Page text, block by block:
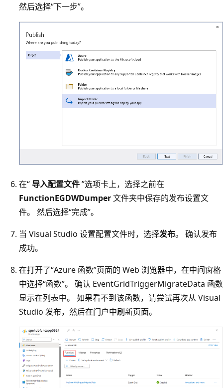
然后选择“下一步”。
在“ 导入配置文件”选项卡上，选择之前在
FunctionEGDWDumper文件夹中保存的发布设置文
件。 然后选择“完成”。
当 Visual Studio 设置配置文件时，选择发布。 确认发布
成功。
在打开了“Azure 函数”页面的 Web 浏览器中，在中间窗格
中选择“函数”。 确认 EventGridTriggerMigrateData 函数
显示在列表中。 如果看不到该函数，请尝试再次从 Visual
Studio 发布，然后在门户中刷新页面。